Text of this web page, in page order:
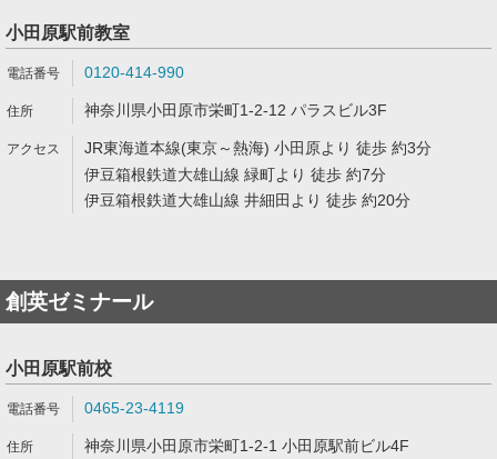
小田原駅前教室
0120-414-990
神奈川県小田原市栄町1-2-12 パラスビル3F
JR東海道本線(東京～熱海) 小田原より 徒歩 約3分
伊豆箱根鉄道大雄山線 緑町より 徒歩 約7分
伊豆箱根鉄道大雄山線 井細田より 徒歩 約20分
創英ゼミナール
小田原駅前校
0465-23-4119
神奈川県小田原市栄町1-2-1 小田原駅前ビル4F